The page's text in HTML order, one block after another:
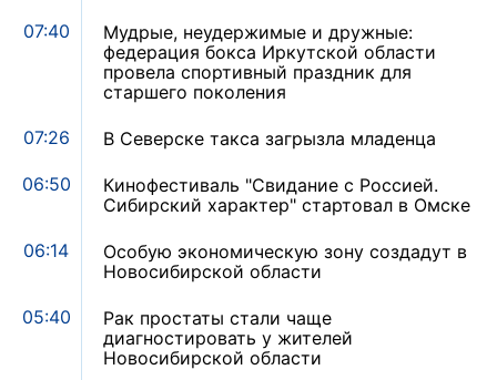
07:40
Мудрые, неудержимые и дружные:
федерация бокса Иркутской области
провела спортивный праздник для
старшего поколения
07:26 В Северске такса загрызла младенца
06:50
Кинофестиваль "Свидание с Россией.
Сибирский характер" стартовал в Омске
06:14
Особую экономическую зону создадут в
Новосибирской области
05:40
Рак простаты стали чаще
диагностировать у жителей
Новосибирской области